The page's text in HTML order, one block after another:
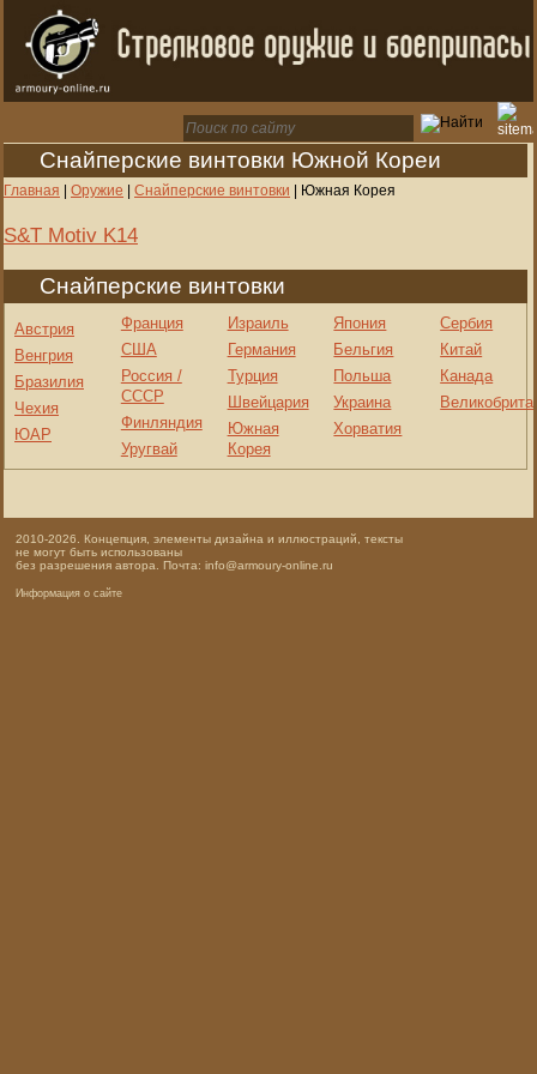
Снайперские винтовки Южной Кореи
Главная | Оружие | Снайперские винтовки | Южная Корея
S&T Motiv K14
Снайперские винтовки
Австрия
Венгрия
Бразилия
Чехия
ЮАР
Франция
США
Россия /
СССР
Финляндия
Уругвай
Израиль
Германия
Турция
Швейцария
Южная
Корея
Япония
Бельгия
Польша
Украина
Хорватия
Сербия
Китай
Канада
2010-2026. Концепция, элементы дизайна и иллюстраций, тексты
не могут быть использованы
без разрешения автора. Почта: info@armoury-online.ru
Информация о сайте